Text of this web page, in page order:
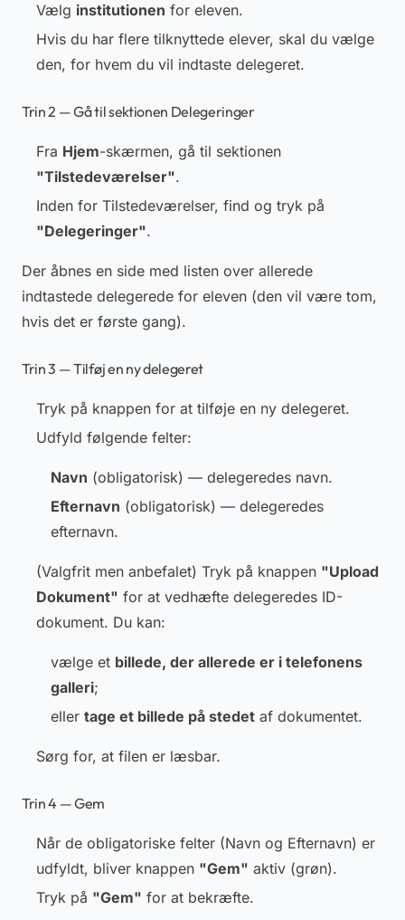
Vælg institutionen for eleven.
Hvis du har flere tilknyttede elever, skal du vælge
den, for hvem du vil indtaste delegeret.
Trin 2 — Gå til sektionen Delegeringer
Fra Hjem-skærmen, gå til sektionen
"Tilstedeværelser".
Inden for Tilstedeværelser, find og tryk på
"Delegeringer".
Der åbnes en side med listen over allerede
indtastede delegerede for eleven (den vil være tom,
hvis det er første gang).
Trin 3 — Tilføj en ny delegeret
Tryk på knappen for at tilføje en ny delegeret.
Udfyld følgende felter:
Navn (obligatorisk) — delegeredes navn.
Efternavn (obligatorisk) — delegeredes
efternavn.
(Valgfrit men anbefalet) Tryk på knappen "Upload
Dokument" for at vedhæfte delegeredes ID-
dokument. Du kan:
vælge et billede, der allerede er i telefonens
galleri;
eller tage et billede på stedet af dokumentet.
Sørg for, at filen er læsbar.
Trin 4 — Gem
Når de obligatoriske felter (Navn og Efternavn) er
udfyldt, bliver knappen "Gem" aktiv (grøn).
Tryk på "Gem" for at bekræfte.